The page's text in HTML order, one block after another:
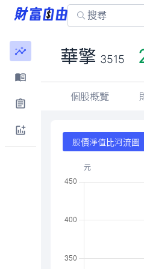
華擎 3515
個股概覽
股價淨值比河流圖